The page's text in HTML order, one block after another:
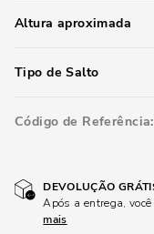
Altura aproximada
Tipo de Salto
Código de Referência
DEVOLUÇÃO
Após a entrega,
mais